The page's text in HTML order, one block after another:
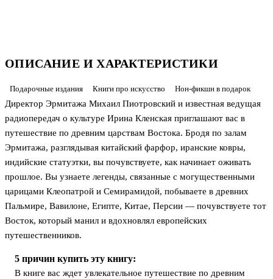
ОПИСАНИЕ И ХАРАКТЕРИСТИКИ
Подарочные издания Книги про искусство Нон-фикшн в подарок
Директор Эрмитажа Михаил Пиотровский и известная ведущая
радиопередач о культуре Ирина Кленская приглашают вас в
путешествие по древним царствам Востока. Бродя по залам
Эрмитажа, разглядывая китайский фарфор, иранские ковры,
индийские статуэтки, вы почувствуете, как начинает оживать
прошлое. Вы узнаете легенды, связанные с могущественными
царицами Клеопатрой и Семирамидой, побываете в древних
Пальмире, Вавилоне, Египте, Китае, Персии — почувствуете тот
Восток, который манил и вдохновлял европейских
путешественников.
5 причин купить эту книгу:
В книге вас ждет увлекательное путешествие по древним